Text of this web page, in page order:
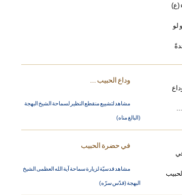
وداع الحبيب ...
مشاهد لتشييع منقطع النظير لسماحة الشيخ البهجة
(البالغ مناه)
في حضرة الحبيب
مشاهد قدسيّة لزيارة سماحة آية الله العظمى الشيخ
البهجة (قدّس سرّه)